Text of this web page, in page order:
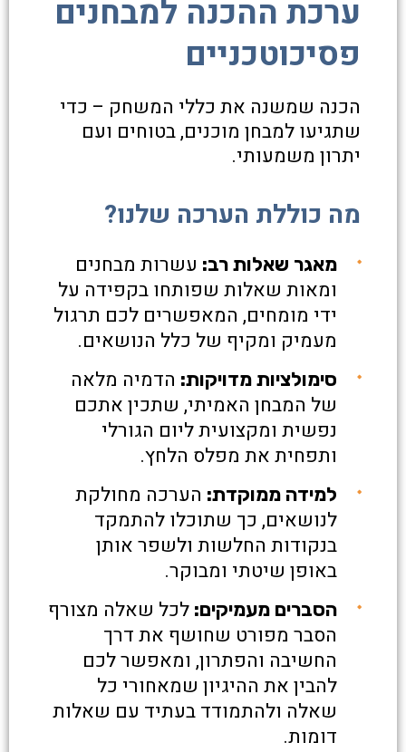
ערכת ההכנה למבחנים
פסיכוטכניים
הכנה שמשנה את כללי המשחק – כדי
שתגיעו למבחן מוכנים, בטוחים ועם
יתרון משמעותי.
מה כוללת הערכה שלנו?
מאגר שאלות רב: עשרות מבחנים
ומאות שאלות שפותחו בקפידה על
ידי מומחים, המאפשרים לכם תרגול
מעמיק ומקיף של כלל הנושאים.
סימולציות מדויקות: הדמיה מלאה
של המבחן האמיתי, שתכין אתכם
נפשית ומקצועית ליום הגורלי
ותפחית את מפלס הלחץ.
למידה ממוקדת: הערכה מחולקת
לנושאים, כך שתוכלו להתמקד
בנקודות החלשות ולשפר אותן
באופן שיטתי ומבוקר.
הסברים מעמיקים: לכל שאלה מצורף
הסבר מפורט שחושף את דרך
החשיבה והפתרון, ומאפשר לכם
להבין את ההיגיון שמאחורי כל
שאלה ולהתמודד בעתיד עם שאלות
דומות.